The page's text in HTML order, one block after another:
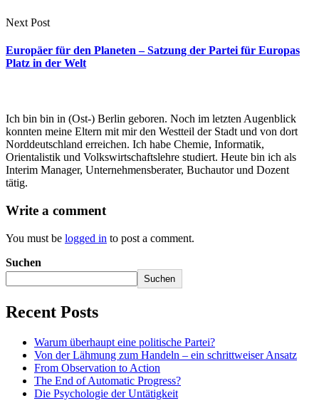
Next Post
Europäer für den Planeten – Satzung der Partei für Europas
Platz in der Welt
Ich bin bin in (Ost-) Berlin geboren. Noch im letzten Augenblick
konnten meine Eltern mit mir den Westteil der Stadt und von dort
Norddeutschland erreichen. Ich habe Chemie, Informatik,
Orientalistik und Volkswirtschaftslehre studiert. Heute bin ich als
Interim Manager, Unternehmensberater, Buchautor und Dozent
tätig.
Write a comment
You must be logged in to post a comment.
Suchen
Suchen
Recent Posts
Warum überhaupt eine politische Partei?
Von der Lähmung zum Handeln – ein schrittweiser Ansatz
From Observation to Action
The End of Automatic Progress?
Die Psychologie der Untätigkeit